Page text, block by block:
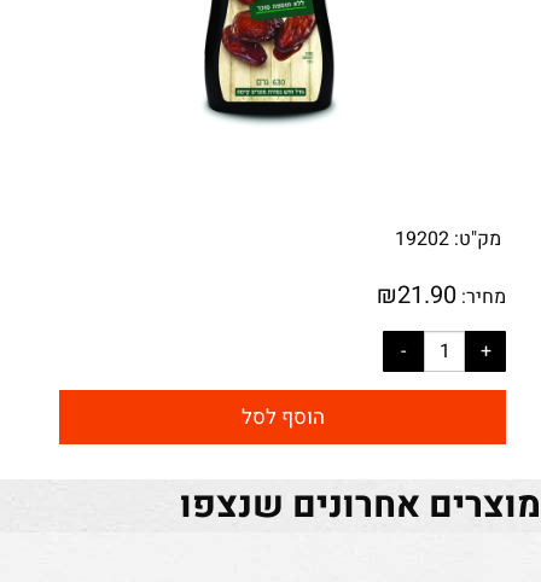
מק"ט: 19202
מחיר:
₪21.90
הוסף לסל
מוצרים אחרונים שנצפו